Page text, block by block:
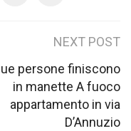
NEXT POST
persone finiscono
in manette A fuoco
appartamento in via
D’Annuzio